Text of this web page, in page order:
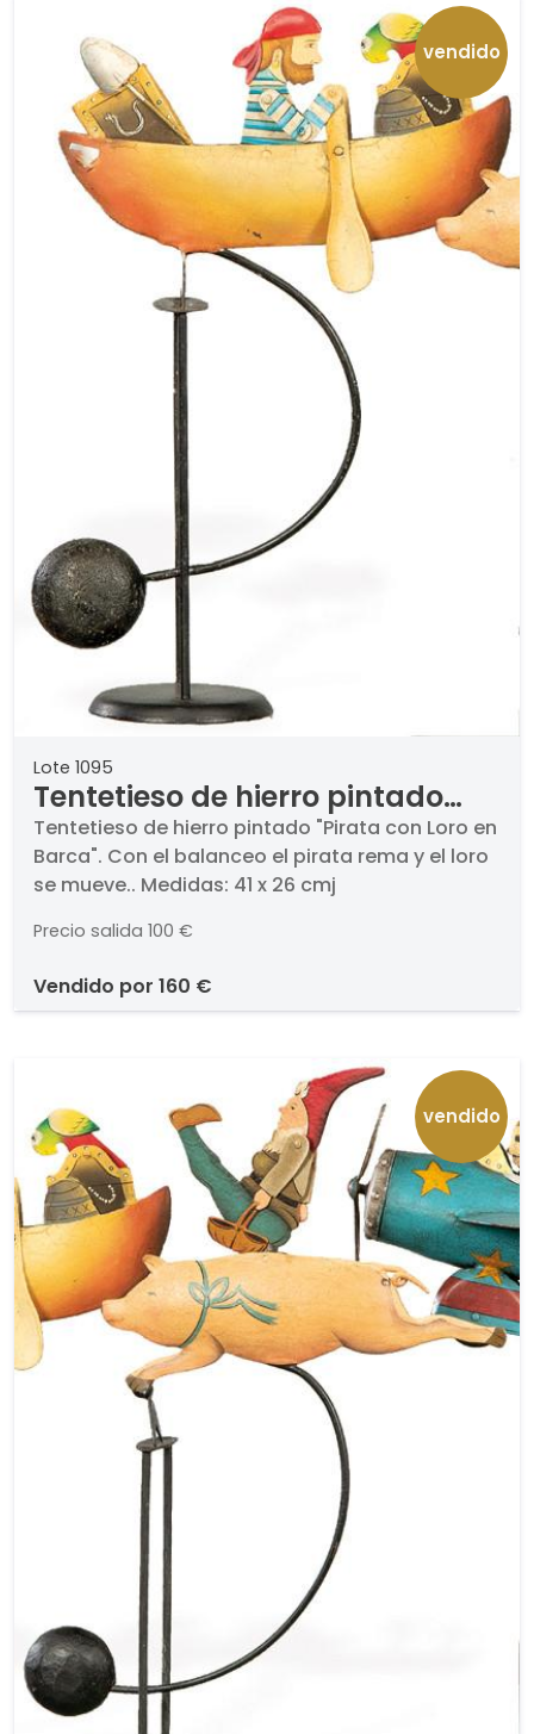
vendido
Lote 1095
Tentetieso de hierro pintado
"Pirata con Loro en Barca"
Tentetieso de hierro pintado "Pirata con Loro en
Barca". Con el balanceo el pirata rema y el loro
se mueve.. Medidas: 41 x 26 cmj
Precio salida 100 €
vendido por 160 €
vendido